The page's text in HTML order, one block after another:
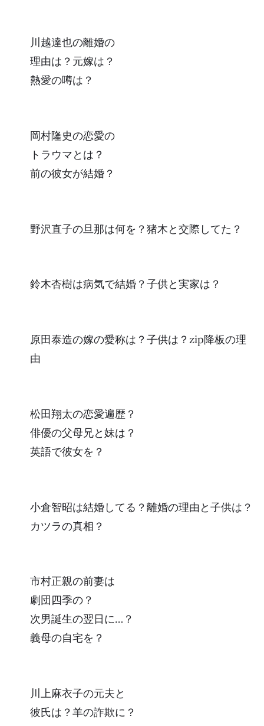
川越達也の離婚の
理由は？元嫁は？
熱愛の噂は？
岡村隆史の恋愛の
トラウマとは？
前の彼女が結婚？
野沢直子の旦那は何を？猪木と交際してた？
鈴木杏樹は病気で結婚？子供と実家は？
原田泰造の嫁の愛称は？子供は？zip降板の理
由
松田翔太の恋愛遍歴？
俳優の父母兄と妹は？
英語で彼女を？
小倉智昭は結婚してる？離婚の理由と子供は？
カツラの真相？
市村正親の前妻は
劇団四季の？
次男誕生の翌日に…？
義母の自宅を？
川上麻衣子の元夫と
彼氏は？羊の詐欺に？